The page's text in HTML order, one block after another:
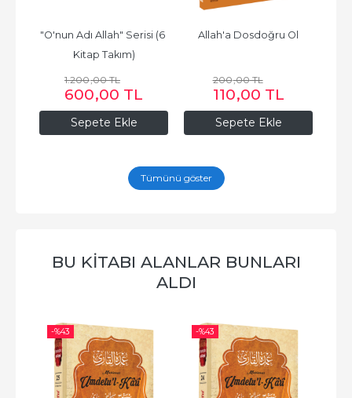
Sepete Ekle
Allah'a Dosdoğru Ol
200,00
110,00TL
Sepete Ekle
Allah'tan Kork
200,00
110,00TL
Tümünü göster
BU KITABI ALANLAR BUNLARI
ALDI
-% -%